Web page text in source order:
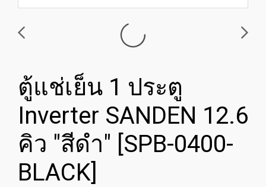
ตู้แช่เย็น 1 ประตู
Inverter SANDEN 12.6
คิว "สีดำ" [SPB-0400-
BLACK]